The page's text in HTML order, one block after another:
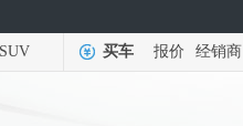
SUV 买车 报价 经销商